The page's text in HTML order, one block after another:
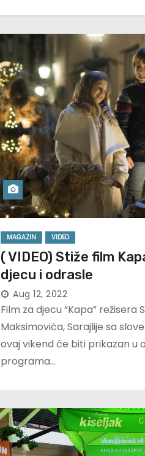
MAGAZIN VIDEO
( VIDEO) Stiže film
djecu i odrasle
Aug 12, 2022
Film za djecu “Kapa” režisera
Maksimovića, Sarajlije sa
ovaj vikend će biti prikazan u
programa…